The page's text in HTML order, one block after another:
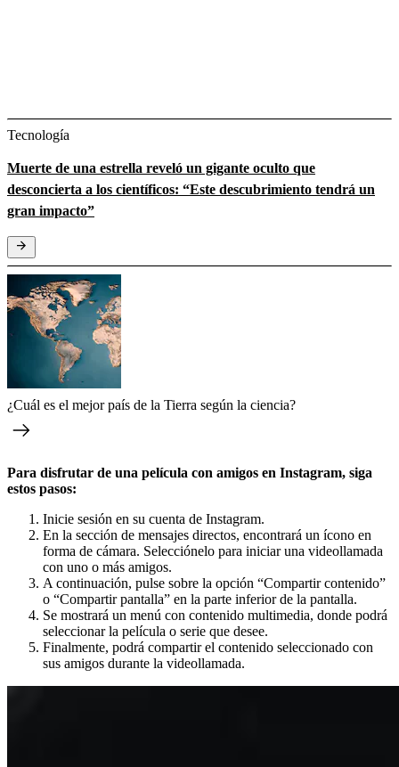
Tecnología
Muerte de una estrella reveló un gigante oculto que
desconcierta a los científicos: “Este descubrimiento tendrá un
gran impacto”
¿Cuál es el mejor país de la Tierra según la ciencia?
Para disfrutar de una película con amigos en Instagram, siga
estos pasos:
Inicie sesión en su cuenta de Instagram.
En la sección de mensajes directos, encontrará un ícono en
forma de cámara. Selecciónelo para iniciar una videollamada
con uno o más amigos.
A continuación, pulse sobre la opción “Compartir contenido”
o “Compartir pantalla” en la parte inferior de la pantalla.
Se mostrará un menú con contenido multimedia, donde podrá
seleccionar la película o serie que desee.
Finalmente, podrá compartir el contenido seleccionado con
sus amigos durante la videollamada.